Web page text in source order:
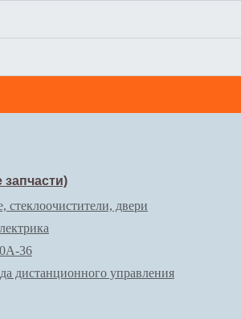
стеклоочистители, двери
36
дистанционного управления